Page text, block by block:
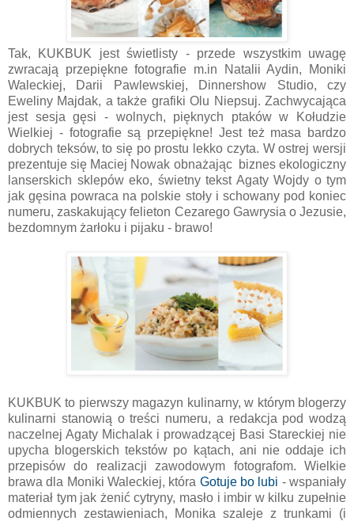
Tak, KUKBUK jest świetlisty - przede wszystkim uwagę
zwracają przepiękne fotografie m.in Natalii Aydin, Moniki
Waleckiej, Darii Pawlewskiej, Dinnershow Studio, czy
Eweliny Majdak, a także grafiki Olu Niepsuj. Zachwycająca
jest sesja gęsi - wolnych, pięknych ptaków w Kołudzie
Wielkiej - fotografie są przepiękne! Jest też masa bardzo
dobrych teksów, to się po prostu lekko czyta. W ostrej wersji
prezentuje się Maciej Nowak obnażając biznes ekologiczny
lanserskich sklepów eko, świetny tekst Agaty Wojdy o tym
jak gęsina powraca na polskie stoły i schowany pod koniec
numeru, zaskakujący felieton Cezarego Gawrysia o Jezusie,
bezdomnym żarłoku i pijaku - brawo!
KUKBUK to pierwszy magazyn kulinarny, w którym blogerzy
kulinarni stanowią o treści numeru, a redakcja pod wodzą
naczelnej Agaty Michalak i prowadzącej Basi Stareckiej nie
upycha blogerskich tekstów po kątach, ani nie oddaje ich
przepisów do realizacji zawodowym fotografom. Wielkie
brawa dla Moniki Waleckiej, która Gotuje bo lubi - wspaniały
materiał tym jak żenić cytryny, masło i imbir w kilku zupełnie
odmiennych zestawieniach, Monika szaleje z trunkami (i